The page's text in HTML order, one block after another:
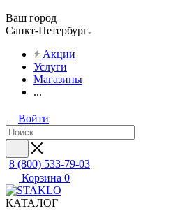
Ваш город
Санкт-Петербург
Акции
Услуги
Магазины
...
Войти
8 (800) 533-79-03
Корзина 0
КАТАЛОГ